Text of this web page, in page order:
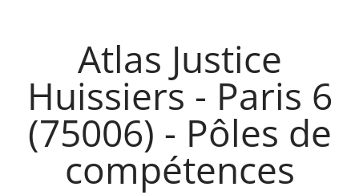
Atlas Justice
Huissiers - Paris 6
(75006) - Pôles de
compétences